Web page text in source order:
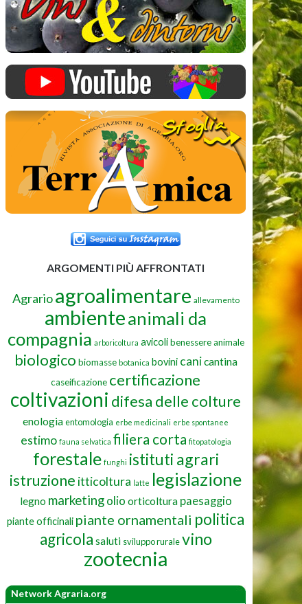
ARGOMENTI PIÙ AFFRONTATI
Agrario agroalimentare allevamento
ambienteanimali da
compagnia arboricoltura avicoli benessere animale
biologico biomasse botanica bovini canicantina
caseificazione certificazione
coltivazioni difesa delle colture
enologiaentomologia erbe medicinali erbe spontanee
estimo fauna selvatica filiera corta fitopatologia
forestale funghi istituti agrari
istruzione itticoltura latte legislazione
legno marketing olio orticoltura paesaggio
piante officinali piante ornamentali politica
agricola saluti sviluppo rurale vino
zootecnia
Network Agraria.org